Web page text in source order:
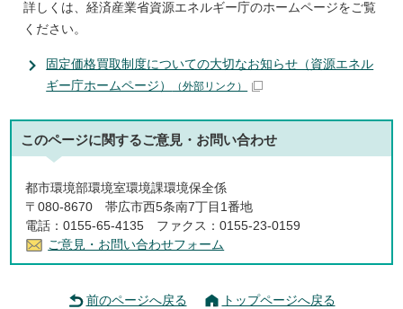
詳しくは、経済産業省資源エネルギー庁のホームページをご覧
ください。
固定価格買取制度についての大切なお知らせ（資源エネル
ギー庁ホームページ）
（外部リンク）
このページに関するご意見・お問い合わせ
都市環境部環境室環境課環境保全係
〒080-8670 帯広市西5条南7丁目1番地
電話：0155-65-4135 ファクス：0155-23-0159
ご意見・お問い合わせフォーム
前のページへ戻る トップページへ戻る